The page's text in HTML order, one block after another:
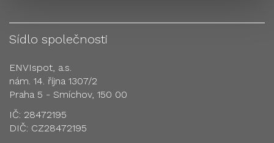
Sídlo společnosti
ENVIspot, a.s.
nám. 14. října 1307/2
Praha 5 - Smíchov, 150 00
IČ: 28472195
DIČ: CZ28472195